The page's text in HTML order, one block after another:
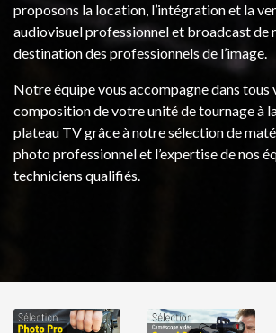
proposons la location, l’intégration et la
audiovisuel professionnel et broadcast de
destination des professionnels de l’image.
Notre équipe vous accompagne dans tous
composition de votre unité de tournage à
plateau TV grâce à notre sélection de
photo professionnel et l’expertise de nos
techniciens qualifiés.